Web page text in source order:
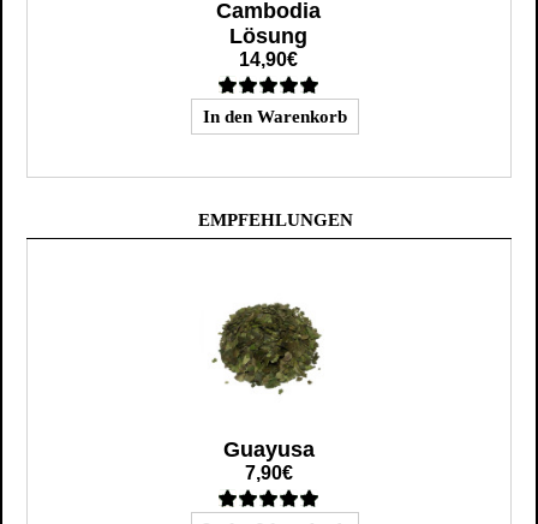
Cambodia
Lösung
14,90€
EMPFEHLUNGEN
Guayusa
7,90€